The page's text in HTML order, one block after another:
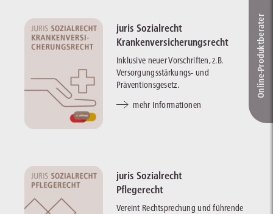
juris Sozialrecht
Krankenversicherungsrecht
Inklusive neuer Vorschriften, z.B.
Versorgungsstärkungs- und
Präventionsgesetz.
mehr Informationen
juris Sozialrecht
Pflegerecht
Vereint Rechtsprechung und führende
Online-Produkt­berater